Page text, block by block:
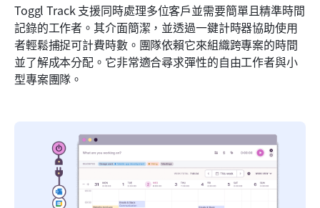
Toggl Track 支援同時處理多位客戶並需要簡單且精準時間
記錄的工作者。其介面簡潔，並透過一鍵計時器協助使用
者輕鬆捕捉可計費時數。團隊依賴它來組織跨專案的時間
並了解成本分配。它非常適合尋求彈性的自由工作者與小
型專案團隊。